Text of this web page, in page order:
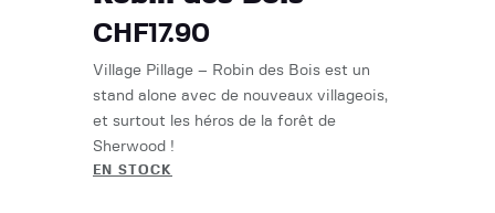
CHF17.90
Village Pillage – Robin des Bois est un
stand alone avec de nouveaux villageois,
et surtout les héros de la forêt de
Sherwood !
EN STOCK